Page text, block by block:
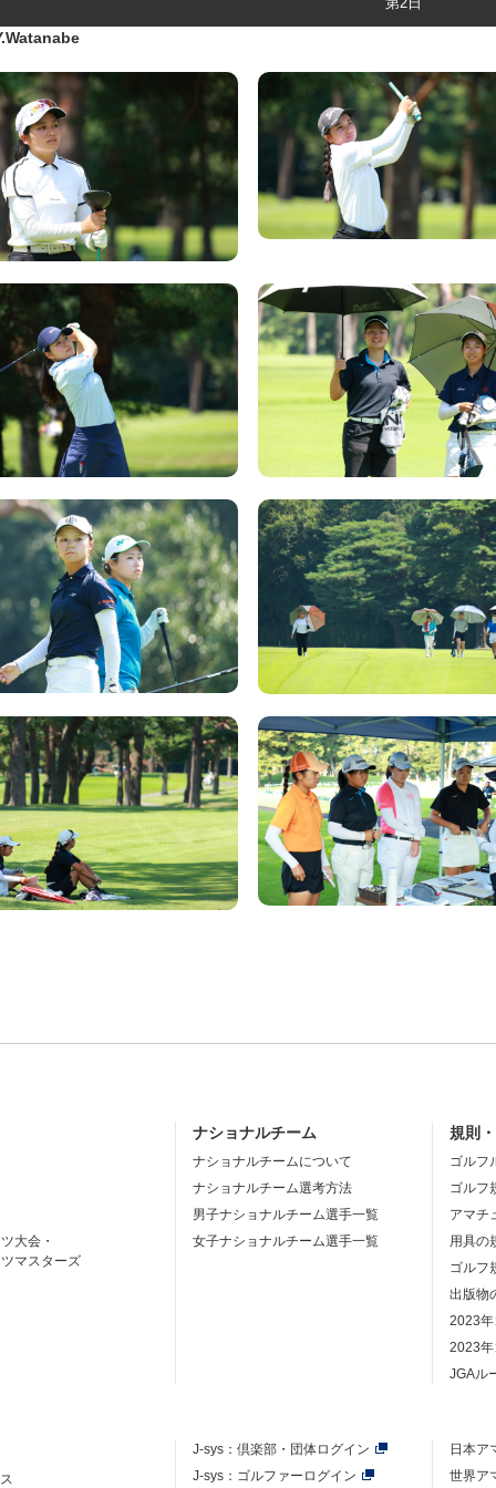
大会・
マスターズ
ナショナルチーム
ナショナルチームについて
ナショナルチーム選考方法
男子ナショナルチーム選手一覧
女子ナショナルチーム選手一覧
規則
ゴルフ
ゴルフ
アマチ
用具の
ゴルフ
出版物
2023
2023
JGAル
J-sys： 倶楽部・団体ログイン
J-sys：ゴルファーログイン
日本ア
世界ア